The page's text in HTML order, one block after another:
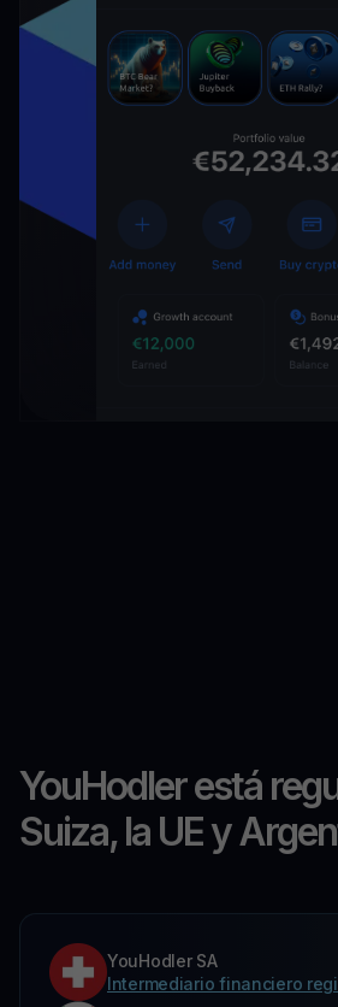
YouHodler está
Suiza, la UE y
YouHodler SA
Intermediario financiero